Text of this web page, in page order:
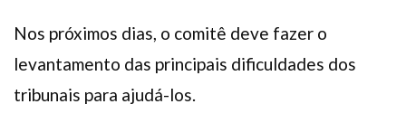
Nos próximos dias, o comitê deve fazer o
levantamento das principais dificuldades dos
tribunais para ajudá-los.